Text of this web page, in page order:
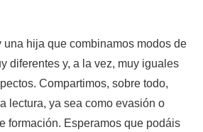
una hija que combinamos modos de
diferentes y, a la vez, muy iguales
Compartimos, sobre todo,
lectura, ya sea como evasión o
formación. Esperamos que podáis